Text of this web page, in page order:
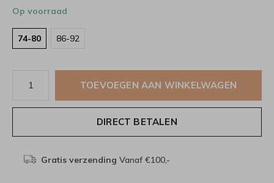
Op voorraad
74-80 86-92
TOEVOEGEN AAN WINKELWAGEN
DIRECT BETALEN
Gratis verzending Vanaf €100,-